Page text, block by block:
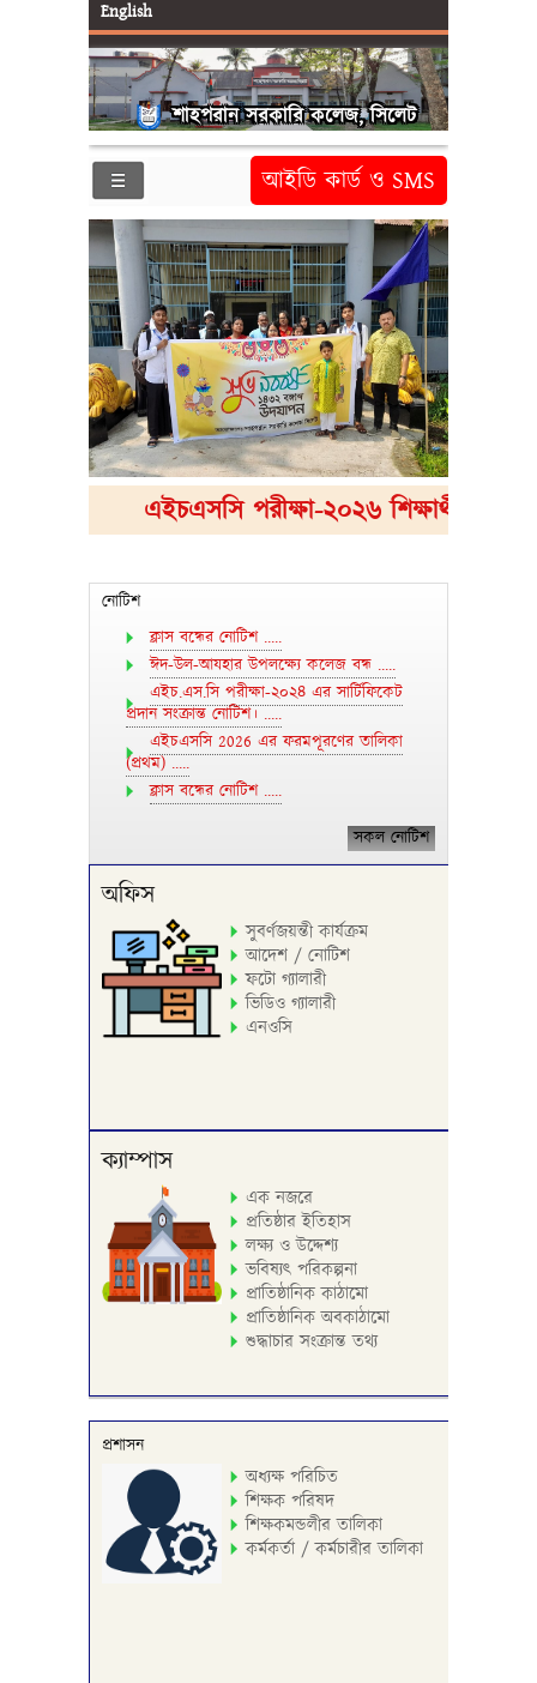
English
শাহপরান সরকারি কলেজ, সিলেট
আইডি কার্ড ও SMS
এইচএসসি পরীক্ষা-২০২৬ শিক্ষার্থীদের
নোটিশ
ক্লাস বন্ধের নোটিশ .....
ঈদ-উল-আযহার উপলক্ষ্যে কলেজ বন্ধ .....
এইচ.এস.সি পরীক্ষা-২০২৪ এর সার্টিফিকেট
প্রদান সংক্রান্ত নোটিশ। .....
এইচএসসি 2026 এর ফরমপূরণের তালিকা
(প্রথম) .....
ক্লাস বন্ধের নোটিশ .....
সকল নোটিশ
অফিস
সুবর্ণজয়ন্তী কার্যক্রম
আদেশ / নোটিশ
ফটো গ্যালারী
ভিডিও গ্যালারী
এনওসি
ক্যাম্পাস
এক নজরে
প্রতিষ্ঠার ইতিহাস
লক্ষ্য ও উদ্দেশ্য
ভবিষ্যৎ পরিকল্পনা
প্রাতিষ্ঠানিক কাঠামো
প্রাতিষ্ঠানিক অবকাঠামো
শুদ্ধাচার সংক্রান্ত তথ্য
প্রশাসন
অধ্যক্ষ পরিচিত
শিক্ষক পরিষদ
শিক্ষকমন্ডলীর তালিকা
কর্মকর্তা / কর্মচারীর তালিকা